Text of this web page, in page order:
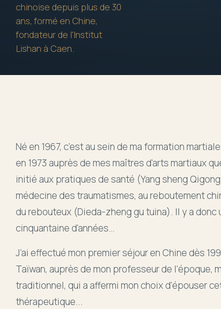
Témoignages
Articles
chinoise depuis plus de 30
ans, formé en Chine,
fondateur de l'Institut
Lishan à Caen.
Né en 1967, c'est au sein de ma formation
en 1973 auprès de mes maîtres d'arts martiaux
initié aux pratiques de santé (Yang sheng
médecine des traumatismes, au reboutement
du rebouteux (Dieda-zheng gu tuina). Il y a
cinquantaine d'années…
J'ai effectué mon premier séjour en Chine dès
Taïwan, auprès de mon professeur de l'époque,
traditionnel, qui a affermi mon choix d'épouser
thérapeutique...